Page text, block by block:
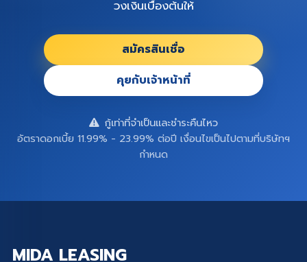
วงเงินเบื้องต้นให้
สมัครสินเชื่อ
คุยกับเจ้าหน้าที่
กู้เท่าที่จำเป็นและชำระคืนไหว
อัตราดอกเบี้ย 11.99% - 23.99% ต่อปี เงื่อนไขเป็นไปตามที่บริษัทฯ
กำหนด
MIDA LEASING